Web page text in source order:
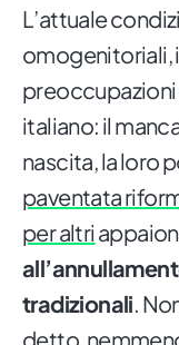
L’attuale
omogenitoriali,
italiano: il
nascita, la loro
paventata
per altri
tradizionali.
detto,